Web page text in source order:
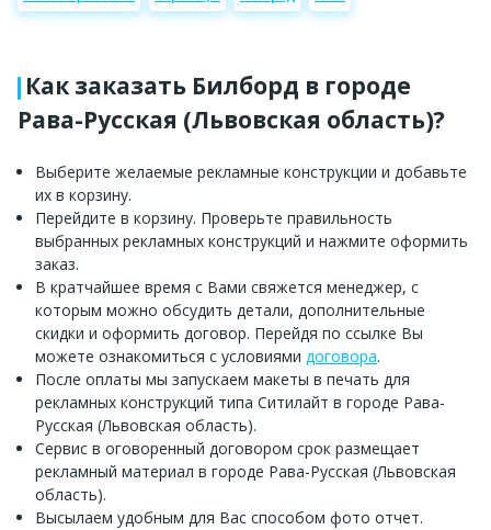
Как заказать Билборд в городе
Рава-Русская (Львовская область)?
Выберите желаемые рекламные конструкции и добавьте
их в корзину.
Перейдите в корзину. Проверьте правильность
выбранных рекламных конструкций и нажмите оформить
заказ.
В кратчайшее время с Вами свяжется менеджер, с
которым можно обсудить детали, дополнительные
скидки и оформить договор. Перейдя по ссылке Вы
можете ознакомиться с условиями договора.
После оплаты мы запускаем макеты в печать для
рекламных конструкций типа Ситилайт в городе Рава-
Русская (Львовская область).
Сервис в оговоренный договором срок размещает
рекламный материал в городе Рава-Русская (Львовская
область).
Высылаем удобным для Вас способом фото отчет.